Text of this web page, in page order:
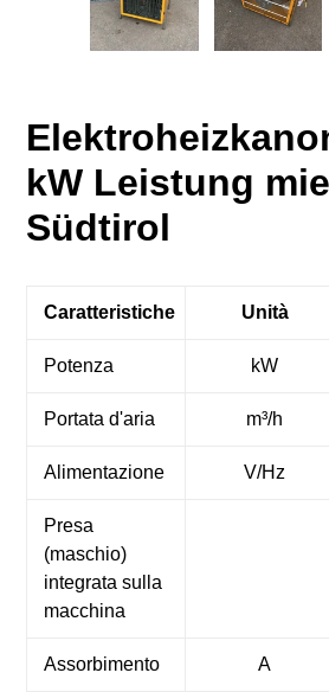
kW Leistung
Südtirol
Caratteristiche Unità
Potenza kW
Portata d'aria m³/h
Alimentazione V/Hz
Presa
(maschio)
integrata sulla
macchina
Assorbimento A